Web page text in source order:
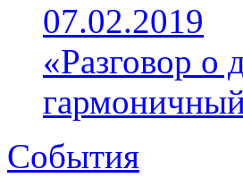
07.02.2019
«Разговор о
События